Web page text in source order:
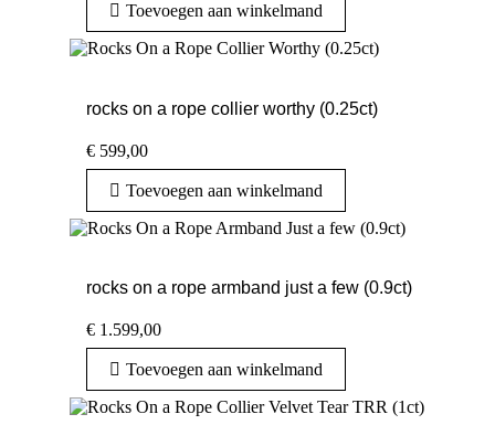
Toevoegen aan winkelmand
rocks on a rope collier worthy (0.25ct)
€ 599,00
Toevoegen aan winkelmand
rocks on a rope armband just a few (0.9ct)
€ 1.599,00
Toevoegen aan winkelmand